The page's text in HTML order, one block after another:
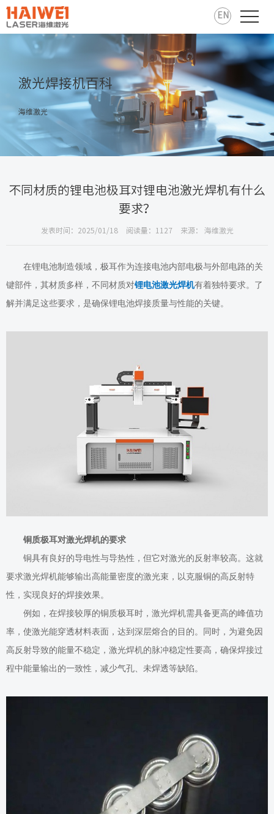
EN
激光焊接机百科
海维激光
不同材质的锂电池极耳对锂电池激光焊机有什么
要求？
发表时间：2025/01/18 阅读量：1127 来源： 海维激光
在锂电池制造领域，极耳作为连接电池内部电极与外部电路的关
键部件，其材质多样，不同材质对锂电池激光焊机有着独特要求。了
解并满足这些要求，是确保锂电池焊接质量与性能的关键。
铜质极耳对激光焊机的要求
铜具有良好的导电性与导热性，但它对激光的反射率较高。这就
要求激光焊机能够输出高能量密度的激光束，以克服铜的高反射特
性，实现良好的焊接效果。
例如，在焊接较厚的铜质极耳时， 激光焊机需具备更高的峰值功
率，使激光能穿透材料表面，达到深层熔合的目的。同时，为避免因
高反射导致的能量不稳定， 激光焊机的脉冲稳定性要高，确保焊接过
程中能量输出的一致性，减少气孔、未焊透等缺陷。